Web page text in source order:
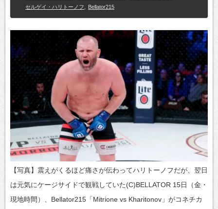
セルゲイ・ハリトーノフ
Bellator215
【写真】震えがくるほど痛さが伝わってハリトーノフだが、翌日
は元気にケージサイドで観戦していた(C)BELLATOR 15日（金・
現地時間）、Bellator215「Mitrione vs Kharitonov」がコネチカ